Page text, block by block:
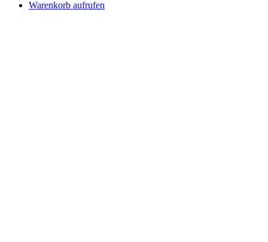
Warenkorb aufrufen